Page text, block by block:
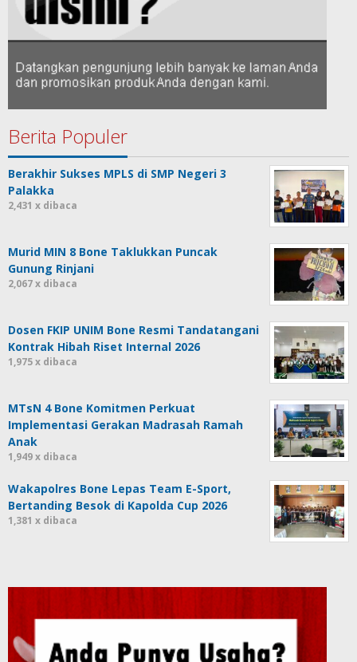
Berita Populer
Berakhir Sukses MPLS di SMP Negeri 3
Palakka
2,431 x dibaca
Murid MIN 8 Bone Taklukkan Puncak
Gunung Rinjani
2,067 x dibaca
Dosen FKIP UNIM Bone Resmi Tandatangani
Kontrak Hibah Riset Internal 2026
1,975 x dibaca
MTsN 4 Bone Komitmen Perkuat
Implementasi Gerakan Madrasah Ramah
Anak
1,949 x dibaca
Wakapolres Bone Lepas Team E-Sport,
Bertanding Besok di Kapolda Cup 2026
1,381 x dibaca